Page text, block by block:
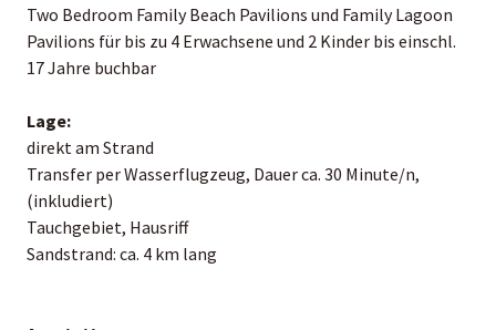
Two Bedroom Family Beach Pavilions und Family Lagoon
Pavilions für bis zu 4 Erwachsene und 2 Kinder bis einschl.
17 Jahre buchbar
Lage:
direkt am Strand
Transfer per Wasserflugzeug, Dauer ca. 30 Minute/n,
(inkludiert)
Tauchgebiet, Hausriff
Sandstrand: ca. 4 km lang